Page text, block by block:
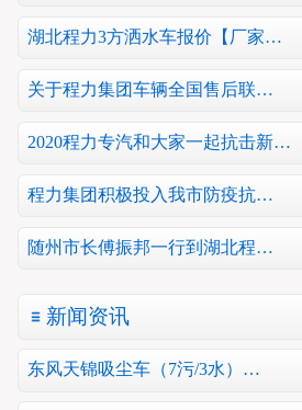
湖北程力3方洒水车报价【厂家…
关于程力集团车辆全国售后联…
2020程力专汽和大家一起抗击新…
程力集团积极投入我市防疫抗…
随州市长傅振邦一行到湖北程…
新闻资讯
东风天锦吸尘车（7污/3水）…